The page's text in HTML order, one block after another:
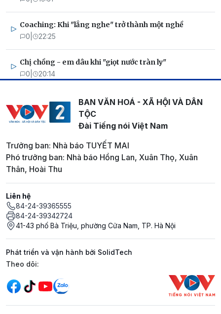
Coaching: Khi "lắng nghe" trở thành một nghề
0 22:25
Chị chồng - em dâu khi "giọt nước tràn ly"
0 20:14
BAN VĂN HOÁ - XÃ HỘI VÀ DÂN
TỘC
Đài Tiếng nói Việt Nam
Trưởng ban: Nhà báo TUYẾT MAI
Phó trưởng ban: Nhà báo Hồng Lan, Xuân Thọ, Xuân
Thân, Hoài Thu
Liên hệ
84-24-39365555
84-24-39342724
41-43 phố Bà Triệu, phường Cửa Nam, TP. Hà Nội
Phát triển và vận hành bởi SolidTech
Mạng xã hội
Theo dõi: